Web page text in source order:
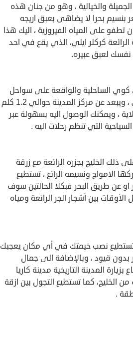
والخيالية ، وهو من جنان هذه
بنسيم بحرا لا يضاهى بعبق اريجه
تطفو على المياه الفيروزية ، اليك هذا
الرائعة كركلر ايلي، الذي يقع في احد
نفسك لعبق عبيره.
الساحلية والواقعة على سواحل
البحر الاسود والتابعة لولاية كركلر ايلي ، ويبعد عن مركز المدينة حوالي 1.2 كلم
عن مركز الولاية ، ويمكنك الوصول اليه بسهولة عبر
التي تنظم رحلات اليه .
الخليج بجزره الرائعة مع زرقة
الامواج ونسيمه الرائع ، تستطيع
عن طريق البحر فبكلا الحالتين سوف
بين أشجار الجر الرائعة ومياه
نصب خيمتك في أي مكان يعجبك
قيود ، وبالإضافة الى جمال
المدينة التاريخية مدينة كاريا
من الخليج، كما تستطيع التجول بين ازقة
.